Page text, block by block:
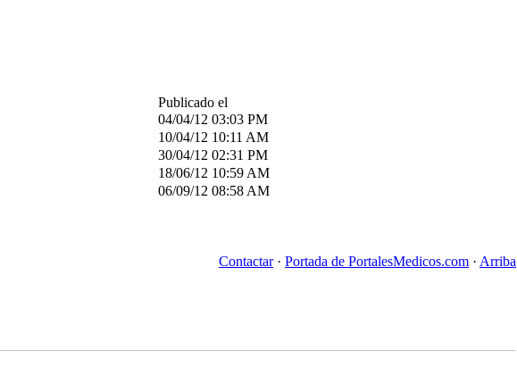
Publicado el
04/04/12 03:03 PM
10/04/12 10:11 AM
30/04/12 02:31 PM
18/06/12 10:59 AM
06/09/12 08:58 AM
Contactar· Portada de PortalesMedicos.com · Arriba